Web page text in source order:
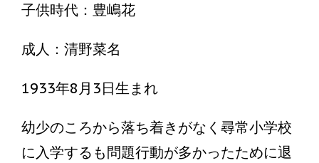
子供時代：豊嶋花
成人：清野菜名
1933年8月3日生まれ
幼少のころから落ち着きがなく尋常小学校
に入学するも問題行動が多かったために退